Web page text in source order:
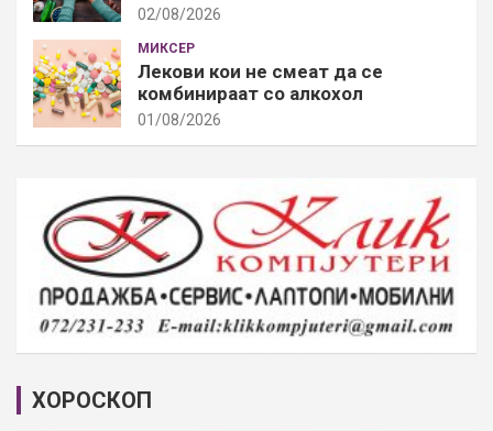
02/08/2026
МИКСЕР
Лекови кои не смеат да се
комбинираат со алкохол
01/08/2026
ХОРОСКОП